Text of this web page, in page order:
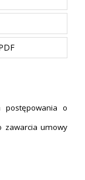
postępowania o
zawarcia umowy